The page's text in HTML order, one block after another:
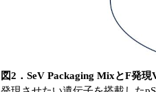
図2．SeV Packaging MixとF発